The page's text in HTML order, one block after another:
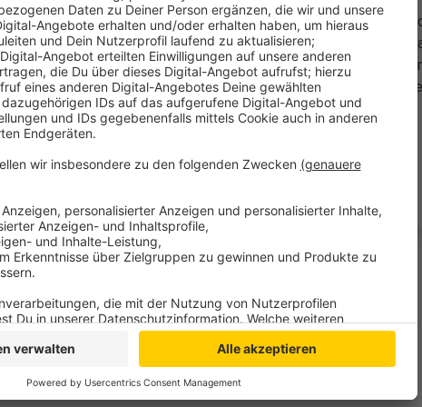
Das Angebot ist ausschließlich über die "Night-Mover 2.0"-App
bringt die jungen Menschen per Taxi oder Mietwagen von
und vor Feiertagen sicher nach Hause. Möglich wird die
die Lockerungen im Zusammenhang mit der Coronavirus-
Weitere Informationen gibt eshier!